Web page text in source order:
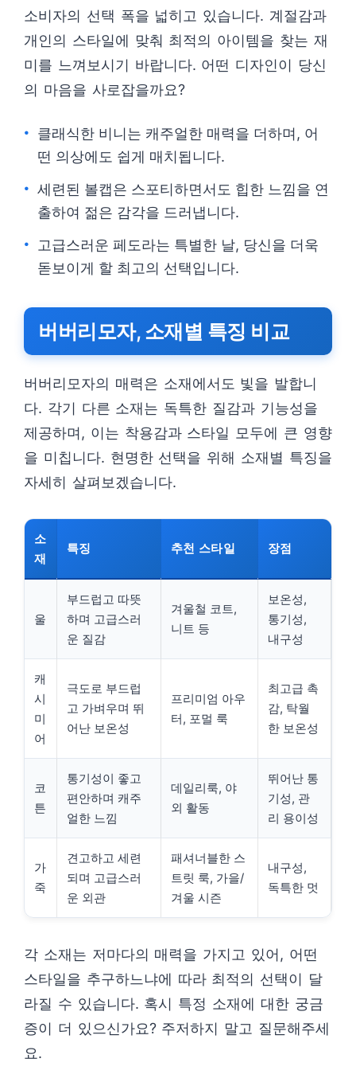
소비자의 선택 폭을 넓히고 있습니다. 계절감과
개인의 스타일에 맞춰 최적의 아이템을 찾는 재
미를 느껴보시기 바랍니다. 어떤 디자인이 당신
의 마음을 사로잡을까요?
클래식한 비니는 캐주얼한 매력을 더하며, 어
떤 의상에도 쉽게 매치됩니다.
세련된 볼캡은 스포티하면서도 힙한 느낌을 연
출하여 젊은 감각을 드러냅니다.
고급스러운 페도라는 특별한 날, 당신을 더욱
돋보이게 할 최고의 선택입니다.
버버리모자, 소재별 특징 비교
버버리모자의 매력은 소재에서도 빛을 발합니
다. 각기 다른 소재는 독특한 질감과 기능성을
제공하며, 이는 착용감과 스타일 모두에 큰 영향
을 미칩니다. 현명한 선택을 위해 소재별 특징을
자세히 살펴보겠습니다.
소
재
특징 추천 스타일 장점
울
부드럽고 따뜻
하며 고급스러
운 질감
겨울철 코트,
니트 등
보온성,
통기성,
내구성
캐
시
미
어
극도로 부드럽
고 가벼우며 뛰
어난 보온성
프리미엄 아우
터, 포멀 룩
최고급 촉
감, 탁월
한 보온성
코
튼
통기성이 좋고
편안하며 캐주
얼한 느낌
데일리룩, 야
외 활동
뛰어난 통
기성, 관
리 용이성
가
죽
견고하고 세련
되며 고급스러
운 외관
패셔너블한 스
트릿 룩, 가을/
겨울 시즌
내구성,
독특한 멋
각 소재는 저마다의 매력을 가지고 있어, 어떤
스타일을 추구하느냐에 따라 최적의 선택이 달
라질 수 있습니다. 혹시 특정 소재에 대한 궁금
증이 더 있으신가요? 주저하지 말고 질문해주세
요.